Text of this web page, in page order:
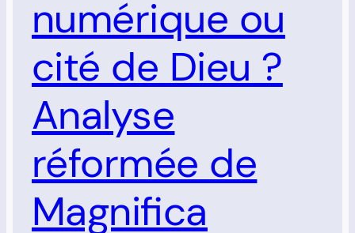
numérique ou
cité de Dieu ?
Analyse
réformée de
Magnifica